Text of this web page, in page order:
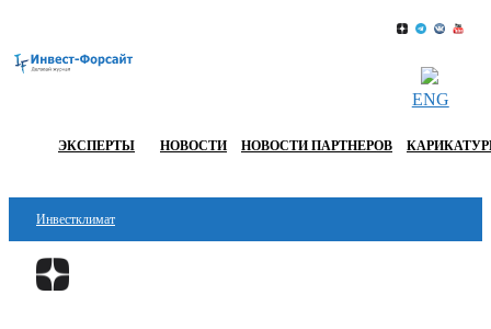
ENG
ЭКСПЕРТЫ НОВОСТИ НОВОСТИ ПАРТНЕРОВ
Инвестклимат
Финансы